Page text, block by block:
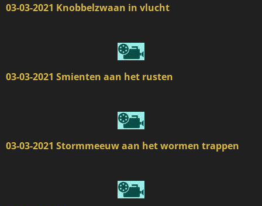
03-03-2021 Knobbelzwaan in vlucht
03-03-2021 Smienten aan het rusten
03-03-2021 Stormmeeuw aan het wormen trappen